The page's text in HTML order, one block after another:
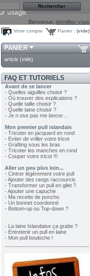
Bienvenue, identifiez-vous
Panier : (vide)
Votre compte
PANIER
article (vide)
FAQ ET TUTORIELS
Avant de se lancer
- Quelles aiguilles choisir ?
- Où trouver des explications ?
- Quelle taille choisir ?
- Quelle laine choisir ?
- Je n ose pas me lancer…
Mon premier pull islandais
- Tricoter en jacquard en rond
- Eviter de vriller votre tricot
- Grafting sous les bras
- Tricoter les manches en rond
- Couper votre tricot !!!
Aller un peu plus loin...
- Cintrer légèrement votre pull
- Ajouter des rangs raccourcis
- Transformer un pull en gilet ?
- Ajouter une capuche
- Ma recette de poncho
- Un bonnet coordonné
- Bottom-up ou Top-down ?
- La laine Islandaise ça gratte ?
- Entretenir un pull en laine
- Mon pull bouloche !
usage.